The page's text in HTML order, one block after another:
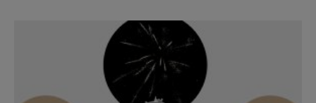
Kontzertua
Robert Schumann
Gabriel Fauré: Pelléas et
Mélisande
Gabriel Fauré
Franz Schubert: 9. Sinfonia,
'Handia'